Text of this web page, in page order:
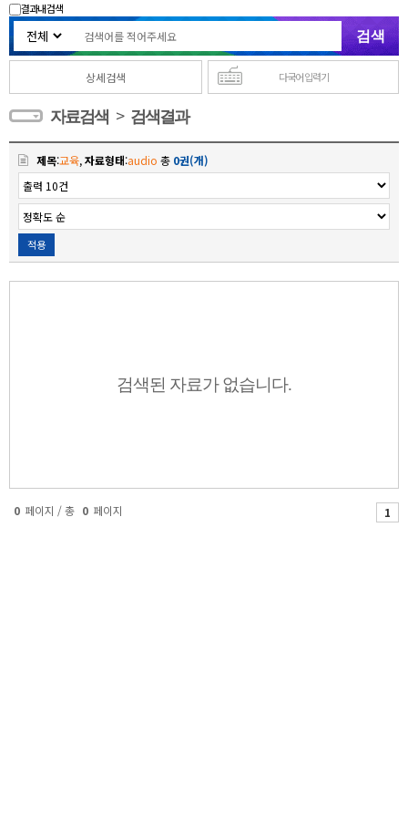
결과내 검색
상세검색 다국어 입력기
자료검색 > 검색결과
제목:교육,자료형태:audio 총 0권(개)
적용
검색된 자료가 없습니다.
0 페이지 / 총 0 페이지 1